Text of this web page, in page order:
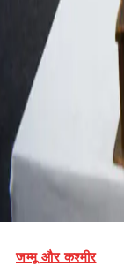
जम्मू और कश्मीर